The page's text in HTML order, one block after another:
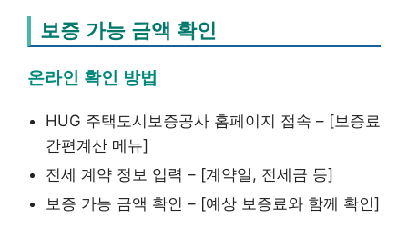
보증 가능 금액 확인
온라인 확인 방법
HUG 주택도시보증공사 홈페이지 접속 – [보증료
간편계산 메뉴]
전세 계약 정보 입력 – [계약일, 전세금 등]
보증 가능 금액 확인 – [예상 보증료와 함께 확인]